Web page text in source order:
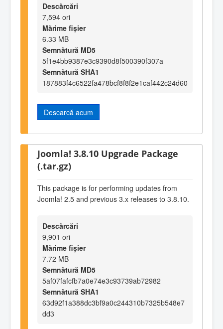
Descărcări
7,594 ori
Mărime fișier
6.33 MB
Semnătură MD5
5f1e4bb9387e3c9390d8f500390f307a
Semnătură SHA1
187883f4c6522fa478bcf8f8f2e1caf442c24d60
Descarcă acum
Joomla! 3.8.10 Upgrade Package
(.tar.gz)
This package is for performing updates from
Joomla! 2.5 and previous 3.x releases to 3.8.10.
Descărcări
9,901 ori
Mărime fișier
7.72 MB
Semnătură MD5
5af07fafcfb7a0e74e3c93739ab72982
Semnătură SHA1
63d92f1a388dc3bf9a0c244310b7325b548e7
dd3